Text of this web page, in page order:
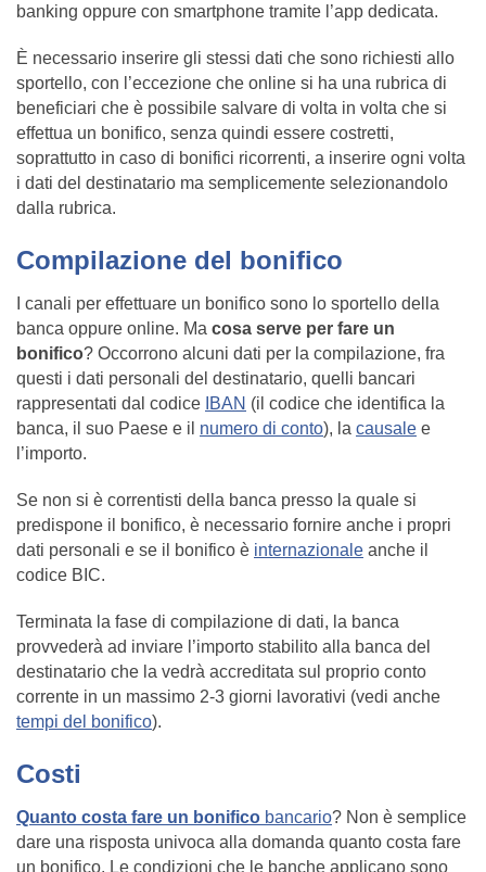
banking oppure con smartphone tramite l’app dedicata.
È necessario inserire gli stessi dati che sono richiesti allo
sportello, con l’eccezione che online si ha una rubrica di
beneficiari che è possibile salvare di volta in volta che si
effettua un bonifico, senza quindi essere costretti,
soprattutto in caso di bonifici ricorrenti, a inserire ogni volta
i dati del destinatario ma semplicemente selezionandolo
dalla rubrica.
Compilazione del bonifico
I canali per effettuare un bonifico sono lo sportello della
banca oppure online. Ma cosa serve per fare un
bonifico? Occorrono alcuni dati per la compilazione, fra
questi i dati personali del destinatario, quelli bancari
rappresentati dal codice IBAN (il codice che identifica la
banca, il suo Paese e il numero di conto), la causale e
l’importo.
Se non si è correntisti della banca presso la quale si
predispone il bonifico, è necessario fornire anche i propri
dati personali e se il bonifico è internazionale anche il
codice BIC.
Terminata la fase di compilazione di dati, la banca
provvederà ad inviare l’importo stabilito alla banca del
destinatario che la vedrà accreditata sul proprio conto
corrente in un massimo 2-3 giorni lavorativi (vedi anche
tempi del bonifico).
Costi
Quanto costa fare un bonifico bancario? Non è semplice
dare una risposta univoca alla domanda quanto costa fare
un bonifico. Le condizioni che le banche applicano sono